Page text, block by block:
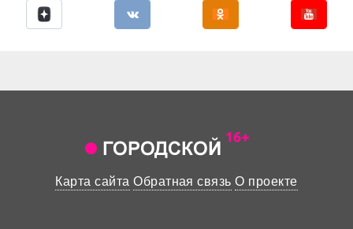
Карта сайта Обратная связь О проекте